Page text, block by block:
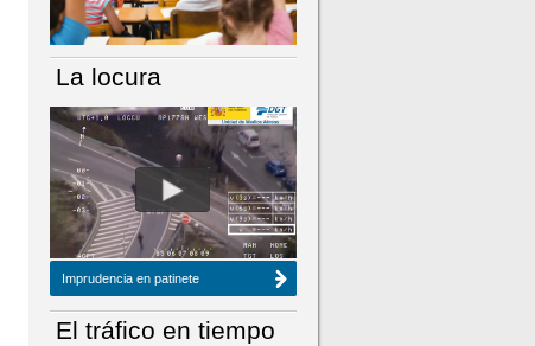
NÚMERO ACTUAL HEMEROTECA
La locura
Imprudencia en patinete
El tráfico en tiempo